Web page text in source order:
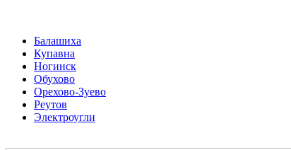
Балашиха
Купавна
Ногинск
Обухово
Орехово-Зуево
Реутов
Электроугли